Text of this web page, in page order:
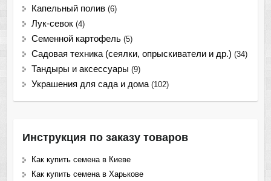
Капельный полив (6)
Лук-севок (4)
Семенной картофель (5)
Садовая техника (сеялки, опрыскиватели и др.) (34)
Тандыры и аксессуары (9)
Украшения для сада и дома (102)
Инструкция по заказу товаров
Как купить семена в Киеве
Как купить семена в Харькове